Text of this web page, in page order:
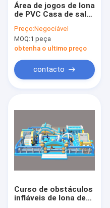
Área de jogos de lona
de PVC Casa de salto
para crianças
Preço:Negociável
MOQ:1 peça
obtenha o ultimo preço
contacto
Curso de obstáculos
infláveis de lona de